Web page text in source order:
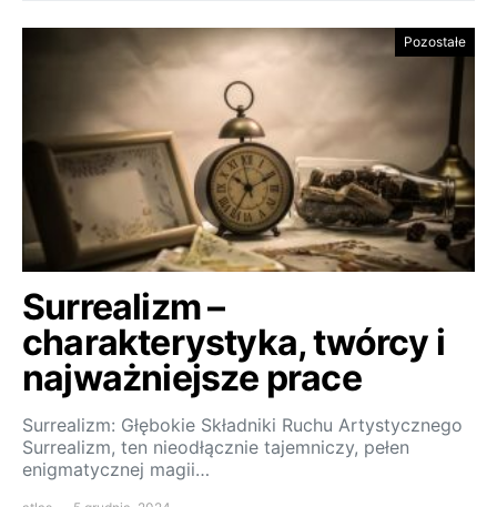
Pozostałe
Surrealizm –
charakterystyka, twórcy i
najważniejsze prace
Surrealizm: Głębokie Składniki Ruchu Artystycznego
Surrealizm, ten nieodłącznie tajemniczy, pełen
enigmatycznej magii…